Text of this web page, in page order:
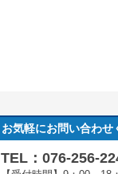
お気軽にお問い合わせ
TEL：076-256-